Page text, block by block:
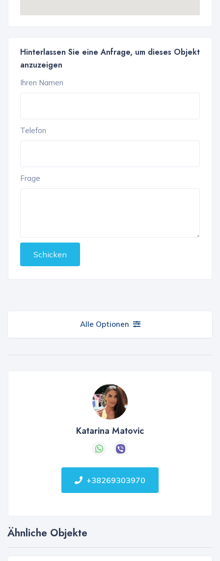
Hinterlassen Sie eine Anfrage, um dieses Objekt
anzuzeigen
Ihren Namen
Telefon
Frage
Schicken
Alle Optionen
Katarina Matovic
+38269303970
Ähnliche Objekte